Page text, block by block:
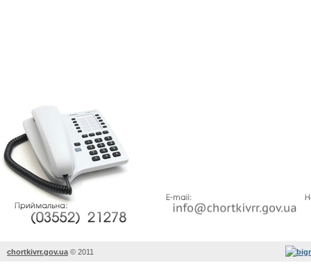
chortkivrr.gov.ua © 2011